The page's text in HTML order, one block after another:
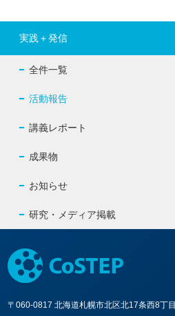
実践＋発信
全件一覧
活動報告
講義レポート
成果物
お知らせ
研究・メディア掲載
〒060-0817 北海道札幌市北区北17条西8丁目